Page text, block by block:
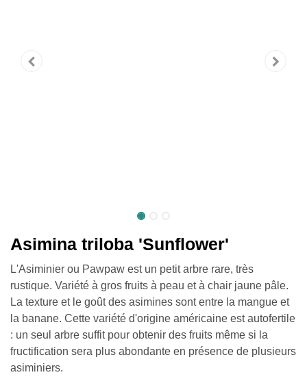
Asimina triloba 'Sunflower'
L'Asiminier ou Pawpaw est un petit arbre rare, très
rustique. Variété à gros fruits à peau et à chair jaune pâle.
La texture et le goût des asimines sont entre la mangue et
la banane. Cette variété d'origine américaine est autofertile
: un seul arbre suffit pour obtenir des fruits même si la
fructification sera plus abondante en présence de plusieurs
asiminiers.